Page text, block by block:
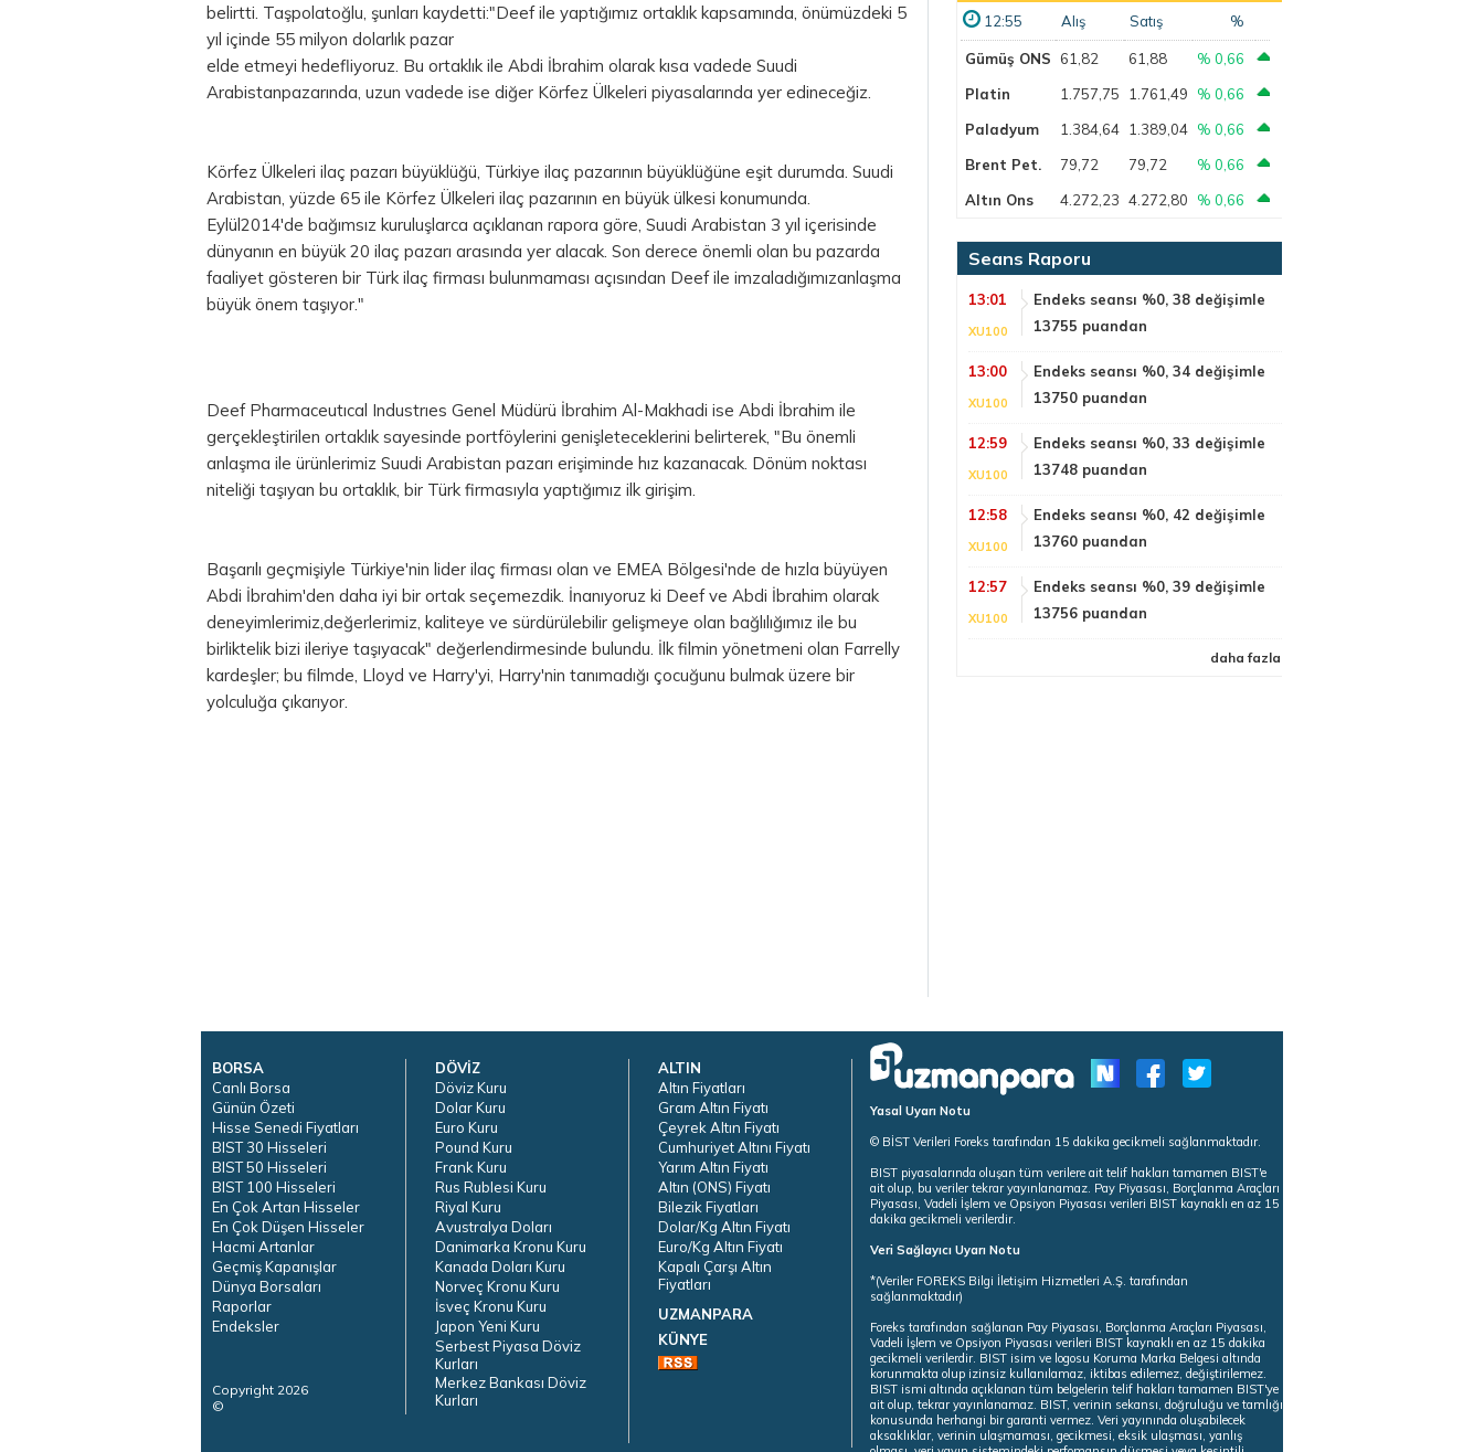
belirtti. Taşpolatoğlu, şunları kaydetti:"Deef ile yaptığımız ortaklık kapsamında, önümüzdeki 5
yıl içinde 55 milyon dolarlık pazar
elde etmeyi hedefliyoruz. Bu ortaklık ile Abdi İbrahim olarak kısa vadede Suudi
Arabistanpazarında, uzun vadede ise diğer Körfez Ülkeleri piyasalarında yer edineceğiz.
Körfez Ülkeleri ilaç pazarı büyüklüğü, Türkiye ilaç pazarının büyüklüğüne eşit durumda. Suudi
Arabistan, yüzde 65 ile Körfez Ülkeleri ilaç pazarının en büyük ülkesi konumunda.
Eylül2014'de bağımsız kuruluşlarca açıklanan rapora göre, Suudi Arabistan 3 yıl içerisinde
dünyanın en büyük 20 ilaç pazarı arasında yer alacak. Son derece önemli olan bu pazarda
faaliyet gösteren bir Türk ilaç firması bulunmaması açısından Deef ile imzaladığımızanlaşma
büyük önem taşıyor."
Deef Pharmaceutıcal Industrıes Genel Müdürü İbrahim Al-Makhadi ise Abdi İbrahim ile
gerçekleştirilen ortaklık sayesinde portföylerini genişleteceklerini belirterek, "Bu önemli
anlaşma ile ürünlerimiz Suudi Arabistan pazarı erişiminde hız kazanacak. Dönüm noktası
niteliği taşıyan bu ortaklık, bir Türk firmasıyla yaptığımız ilk girişim.
Başarılı geçmişiyle Türkiye'nin lider ilaç firması olan ve EMEA Bölgesi'nde de hızla büyüyen
Abdi İbrahim'den daha iyi bir ortak seçemezdik. İnanıyoruz ki Deef ve Abdi İbrahim olarak
deneyimlerimiz,değerlerimiz, kaliteye ve sürdürülebilir gelişmeye olan bağlılığımız ile bu
birliktelik bizi ileriye taşıyacak" değerlendirmesinde bulundu. İlk filmin yönetmeni olan Farrelly
kardeşler; bu filmde, Lloyd ve Harry'yi, Harry'nin tanımadığı çocuğunu bulmak üzere bir
yolculuğa çıkarıyor.
12:55 Alış Satış %
Gümüş ONS 61,82 61,88
% 0,66
Platin
1.757,75 1.761,49
% 0,66
Paladyum
1.384,64 1.389,04 % 0,66
Brent Pet.
79,72 79,72
% 0,66
Altın Ons
4.272,23 4.272,80 % 0,66
Seans Raporu
13:01
XU100
Endeks seansı %0, 38 değişimle
13755 puandan
13:00
XU100
Endeks seansı %0, 34 değişimle
13750 puandan
12:59
XU100
Endeks seansı %0, 33 değişimle
13748 puandan
12:58
XU100
Endeks seansı %0, 42 değişimle
13760 puandan
12:57
XU100
Endeks seansı %0, 39 değişimle
13756 puandan
daha fazla
BORSA
Canlı Borsa
Günün Özeti
Hisse Senedi Fiyatları
BIST 30 Hisseleri
BIST 50 Hisseleri
BIST 100 Hisseleri
En Çok Artan Hisseler
En Çok Düşen Hisseler
Hacmi Artanlar
Geçmiş Kapanışlar
Dünya Borsaları
Raporlar
Endeksler
Copyright 2026
©
DÖVİZ
Döviz Kuru
Dolar Kuru
Euro Kuru
Pound Kuru
Frank Kuru
Rus Rublesi Kuru
Riyal Kuru
Avustralya Doları
Danimarka Kronu Kuru
Kanada Doları Kuru
Norveç Kronu Kuru
İsveç Kronu Kuru
Japon Yeni Kuru
Serbest Piyasa Döviz
Kurları
Merkez Bankası Döviz
Kurları
ALTIN
Altın Fiyatları
Gram Altın Fiyatı
Çeyrek Altın Fiyatı
Cumhuriyet Altını Fiyatı
Yarım Altın Fiyatı
Altın (ONS) Fiyatı
Bilezik Fiyatları
Dolar/Kg Altın Fiyatı
Euro/Kg Altın Fiyatı
Kapalı Çarşı Altın
Fiyatları
UZMANPARA
KÜNYE
Yasal Uyarı Notu
© BİST Verileri Foreks tarafından 15 dakika gecikmeli sağlanmaktadır.
BIST piyasalarında oluşan tüm verilere ait telif hakları tamamen BIST'e
ait olup, bu veriler tekrar yayınlanamaz. Pay Piyasası, Borçlanma Araçları
Piyasası, Vadeli İşlem ve Opsiyon Piyasası verileri BIST kaynaklı en az 15
dakika gecikmeli verilerdir.
Veri Sağlayıcı Uyarı Notu
*(Veriler FOREKS Bilgi İletişim Hizmetleri A.Ş. tarafından
sağlanmaktadır)
Foreks tarafından sağlanan Pay Piyasası, Borçlanma Araçları Piyasası,
Vadeli İşlem ve Opsiyon Piyasası verileri BIST kaynaklı en az 15 dakika
gecikmeli verilerdir. BIST isim ve logosu Koruma Marka Belgesi altında
korunmakta olup izinsiz kullanılamaz, iktibas edilemez, değiştirilemez.
BIST ismi altında açıklanan tüm belgelerin telif hakları tamamen BIST'ye
ait olup, tekrar yayınlanamaz. BIST, verinin sekansı, doğruluğu ve tamlığı
konusunda herhangi bir garanti vermez. Veri yayınında oluşabilecek
aksaklıklar, verinin ulaşmaması, gecikmesi, eksik ulaşması, yanlış